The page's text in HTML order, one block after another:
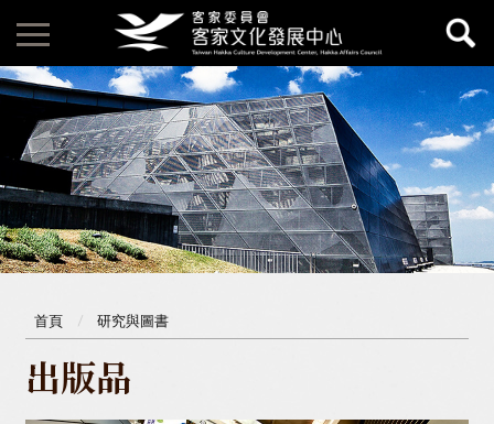
首頁 研究與圖書
出版品